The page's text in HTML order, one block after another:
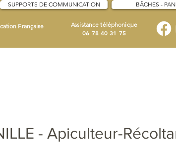
SUPPORTS DE COMMUNICATION
BÂCHES -
Française Assistance téléphonique
06 78 40 31 75
- Apiculteur-